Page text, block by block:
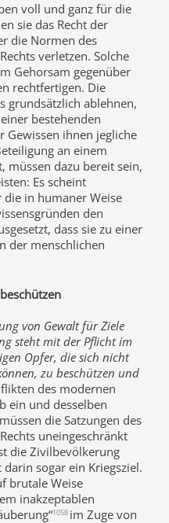
voll und ganz für die
sie das Recht der
die Normen des
verletzen. Solche
Gehorsam gegenüber
rechtfertigen. Die
grundsätzlich ablehnen,
bestehenden
Gewissen ihnen jegliche
an einem
müssen dazu bereit sein,
Es scheint
die in humaner Weise
den
dass sie zu einer
der menschlichen
von Gewalt für Ziele
steht mit der Pflicht im
Opfer, die sich nicht
zu beschützen und
des modernen
ein und desselben
die Satzungen des
uneingeschränkt
die Zivilbevölkerung
sogar ein Kriegsziel.
brutale Weise
inakzeptablen
1058 im Zuge von